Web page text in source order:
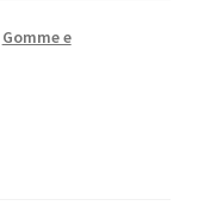
Gomme e